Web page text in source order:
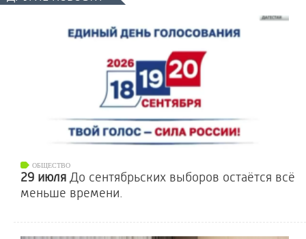
ОБЩЕСТВО
29 июля До сентябрьских выборов остаётся всё
меньше времени.